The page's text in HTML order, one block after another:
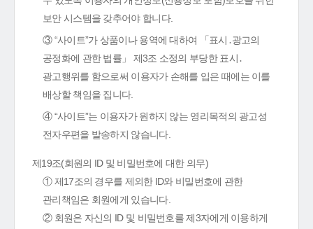
보안 시스템을 갖추어야 합니다.
③ “사이트”가 상품이나 용역에 대하여 「표시․광고의
공정화에 관한 법률」 제3조 소정의 부당한 표시․
광고행위를 함으로써 이용자가 손해를 입은 때에는 이를
배상할 책임을 집니다.
④ “사이트”는 이용자가 원하지 않는 영리목적의 광고성
전자우편을 발송하지 않습니다.
제19조(회원의 ID 및 비밀번호에 대한 의무)
① 제17조의 경우를 제외한 ID와 비밀번호에 관한
관리책임은 회원에게 있습니다.
② 회원은 자신의 ID 및 비밀번호를 제3자에게 이용하게